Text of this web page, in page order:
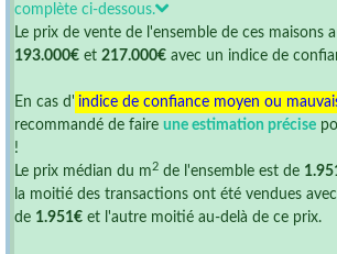
complète ci-dessous.
Le prix de vente de l'ensemble de ces maisons
193.000€ et 217.000€ avec un indice de
En cas d' indice de confiance moyen ou
recommandé de faire une estimation précise
!
Le prix médian du m 2 de l'ensemble est de
la moitié des transactions ont été vendues
de 1.951€ et l'autre moitié au-delà de ce prix.